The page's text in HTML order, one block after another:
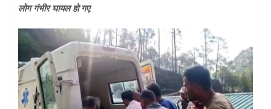
लोग गंभीर घायल हो गए.